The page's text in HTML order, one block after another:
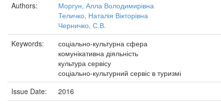
Authors:
Моргун, Алла Володимирівна
Теличко, Наталія Вікторівна
Черничко, С.В.
Keywords:
соціально-культурна сфера
комунікативна діяльність
культура сервісу
соціально-культурний сервіс в туризмі
Issue Date:
2016